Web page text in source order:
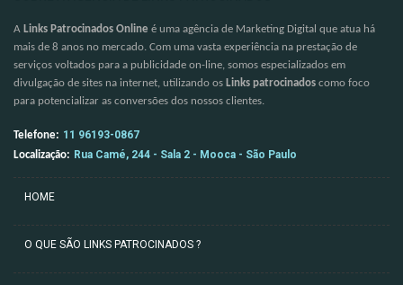
A Links Patrocinados Online é uma agência de Marketing Digital que atua há
mais de 8 anos no mercado. Com uma vasta experiência na prestação de
serviços voltados para a publicidade on-line, somos especializados em
divulgação de sites na internet, utilizando os Links patrocinados como foco
para potencializar as conversões dos nossos clientes.
Telefone: 11 96193-0867
Localização: Rua Camé, 244 - Sala 2 - Mooca - São Paulo
HOME
O QUE SÃO LINKS PATROCINADOS ?